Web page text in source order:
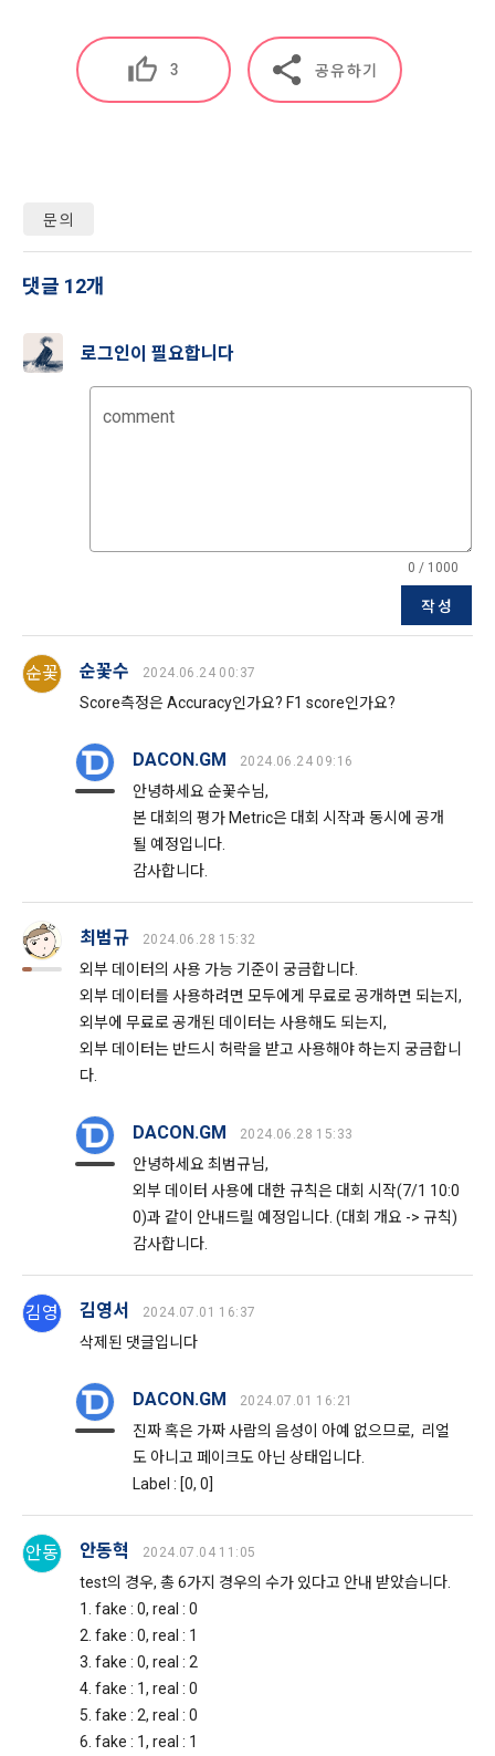
아직 데이콘 계정이 없나요? 회원가입
닫기 재발송
확인
에 제공한 개인정보의 수집과 이용에 대한 동의를 철회할 수 있
다. 다만 그 경우에는 일정 부분 서비스의 이용이 제한될 수 있
서비스 내용은 다음 각 호와 같다.
나. 교육
라. 커리어 개발과 대회와 관련된 교육 제반 서비스
마. 기타 "회사"가 추가 개발하거나 제휴계약 등을 통해 "회원"에
게 제공하는 일체의 서비스
없는 한 연중무휴, 1년 24시간 서비스하는 것을 원칙으로 한다.
단, 시스템 정기점검 등의 필요로 인하여 “회사”가 정한 날 또는
제 8 조 (회원 정보 노출)
1. “회사”는 “인재회원”이 ‘데이콘 인재풀’에 등록 시 제공한 개인
에게 제공한다.
2. "회사"는 "인재회원"이 ‘데이콘 인재풀 등록’의 서비스를 이용
했을 경우, “기업회원”의 개인정보 열람에 동의한 것으로 간주하
며 "회사"는 이들 “기업회원”에게 무료/유료로 이력서 열람 서비
스를 제공할 수 있다.
링 용도로 "사이트" 운영자가 ‘데이콘 인재풀 등록’ 정보를 열람
하도록 할 수 있다.
제 9 조 (구매신청 및 개인정보 제공 동의 등)
1. “회원”은 “사이트” 상에서 다음 또는 이와 유사한 방법에 의하
여 구매를 신청하며, “회사”는 이용자가 구매 신청을 함에 있어
가. 재화 및 서비스 등의 검색 및 선택
나. 회원의 성명, 주소, 전화번호, 전자우편주소(또는 이동전화번
다. 약관 내용, 청약철회권이 제한되는 서비스 등 비용 부담과 관
련한 내용에 대한 확인
라. 이 약관에 동의하고 위 다.호의 사항을 확인하거나 거부하는
표시(예, 마우스 클릭)
마. 재화 및 서비스 등의 구매 신청 및 이에 관한 확인 또는 “사이
바. 결제 방법의 선택
2. “사이트”가 제3자에게 구매자 개인정보를 제공할 필요가 있
는 경우 1)개인정보를 제공받는 자, 2)개인정보를 제공받는 자
의 개인정보 이용 목적, 3)제공하는 개인정보의 항목, 4)개인정
보를 제공받는 자의 개인정보 보유 및 이용 기간을 구매자에게
알리고 동의를 받아야 한다. (동의를 받은 사항이 변경되는 경우
에도 같다.)
3. “사이트”가 제3자에게 구매자의 개인정보를 취급할 수 있도
록 업무를 위탁하는 경우에는 1)개인정보 취급위탁을 받는 자,
2)개인정보 취급위탁을 하는 업무의 내용을 구매자에게 알리고
다.) 다만, 서비스 제공에 관한 계약 이행을 위해 필요하고 구매
자의 편의증진과 관련된 경우에는 「정보통신망 이용촉진 및
정보보호 등에 관한 법률」에서 정하고 있는 방법으로 개인정
보 취급방침을 통해 알림으로써 고지 절차와 동의 절차를 거치
5) 데이콘과 제휴한 외부 기업이나 단체로부터 개인정보를 제공
받을 수 있으며, 이러한 경우에는 정보통신망법에 따라 제휴사
에서 이용자에게 개인정보 제공 동의 등을 받은 후에 데이콘에
에서 자동으로 생성되어 수집될 수 있습니다.
4. 수집한 개인정보의 이용
관리, 서비스 개발·제공 및 향상, 안전한 인터넷 이용환경 구축
등 아래의 목적으로만 개인정보를 이용합니다.
회원 가입 의사의 확인, 이용자 및 법정대리인의 본인 확인, 이용
분석, 서비스 방문 및 이용기록의 분석, 개인정보 및 관심에 기반
한 이용자간 관계의 형성, 지인 및 관심사 등에 기반한 맞춤형 서
비스 제공 등 신규 서비스 요소의 발굴 및 기존 서비스 개선 등
을 위하여 개인정보를 이용합니다.
법령 및 데이콘 이용약관을 위반하는 회원에 대한 이용 제한 조
주는 행위에 대한 방지 및 제재, 계정도용 및 부정거래 방지, 약
관 개정 등의 고지사항 전달, 분쟁조정을 위한 기록 보존, 민원처
리 등 이용자 보호 및 서비스 운영을 위하여 개인정보를 이용합
이벤트 정보 및 참여기회 제공, 광고성 정보 제공 등 마케팅 및
프로모션 목적으로 개인정보를 이용합니다.
서비스 이용기록과 접속 빈도 분석, 서비스 이용에 대한 통계, 서
개인정보를 이용합니다.
보안, 프라이버시, 안전 측면에서 이용자가 안심하고 이용할 수
있는 서비스 이용환경 구축을 위해 개인정보를 이용합니다.
“회사”는 원칙적으로 이용자 동의 없이 개인정보를 외부에 제공
하지 않습니다.
“회사”는 이용자의 사전 동의 없이 개인정보를 외부에 제공하지
않습니다. 단, 이용자가 정당한 대가를 받고 허락을 한 경우, 개
인정보 제공에 직접 동의를 한 경우, 그리고 관련 법령에 의거해
데이콘에 개인정보 제출 의무가 발생한 경우, 이용자의 생명이
"회사"는 개인정보를 1. 개인정보의 수집 및 이용목적에서 고지
한 범위 내에서 사용하며, 이용자의 사전 동의 없이 동 범위를 초
과하여 이용하지 않습니다.
가. 처리위탁
"회사"는 서비스 향상을 위해서 아래와 같이 개인정보를 위탁하
3 공유하기
문의
댓글 12개
로그인이 필요합니다
comment
0 / 1000
작성
순꽃 순꽃수 2024.06.24 00:37
Score측정은 Accuracy인가요? F1 score인가요?
DACON.GM 2024.06.24 09:16
안녕하세요 순꽃수님,
본 대회의 평가 Metric은 대회 시작과 동시에 공개
될 예정입니다.
감사합니다.
최범규 2024.06.28 15:32
외부 데이터의 사용 가능 기준이 궁금합니다.
외부 데이터를 사용하려면 모두에게 무료로 공개하면 되는지,
외부에 무료로 공개된 데이터는 사용해도 되는지,
외부 데이터는 반드시 허락을 받고 사용해야 하는지 궁금합니
다.
DACON.GM 2024.06.28 15:33
안녕하세요 최범규님,
외부 데이터 사용에 대한 규칙은 대회 시작(7/1 10:0
0)과 같이 안내드릴 예정입니다. (대회 개요 -> 규칙)
감사합니다.
김영 김영서 2024.07.01 16:37
삭제된 댓글입니다
DACON.GM 2024.07.01 16:21
진짜 혹은 가짜 사람의 음성이 아예 없으므로, 리얼
도 아니고 페이크도 아닌 상태입니다.
Label : [0, 0]
안동 안동혁 2024.07.04 11:05
test의 경우, 총 6가지 경우의 수가 있다고 안내 받았습니다.
1. fake : 0, real : 0
2. fake : 0, real : 1
3. fake : 0, real : 2
4. fake : 1, real : 0
5. fake : 2, real : 0
6. fake : 1, real : 1